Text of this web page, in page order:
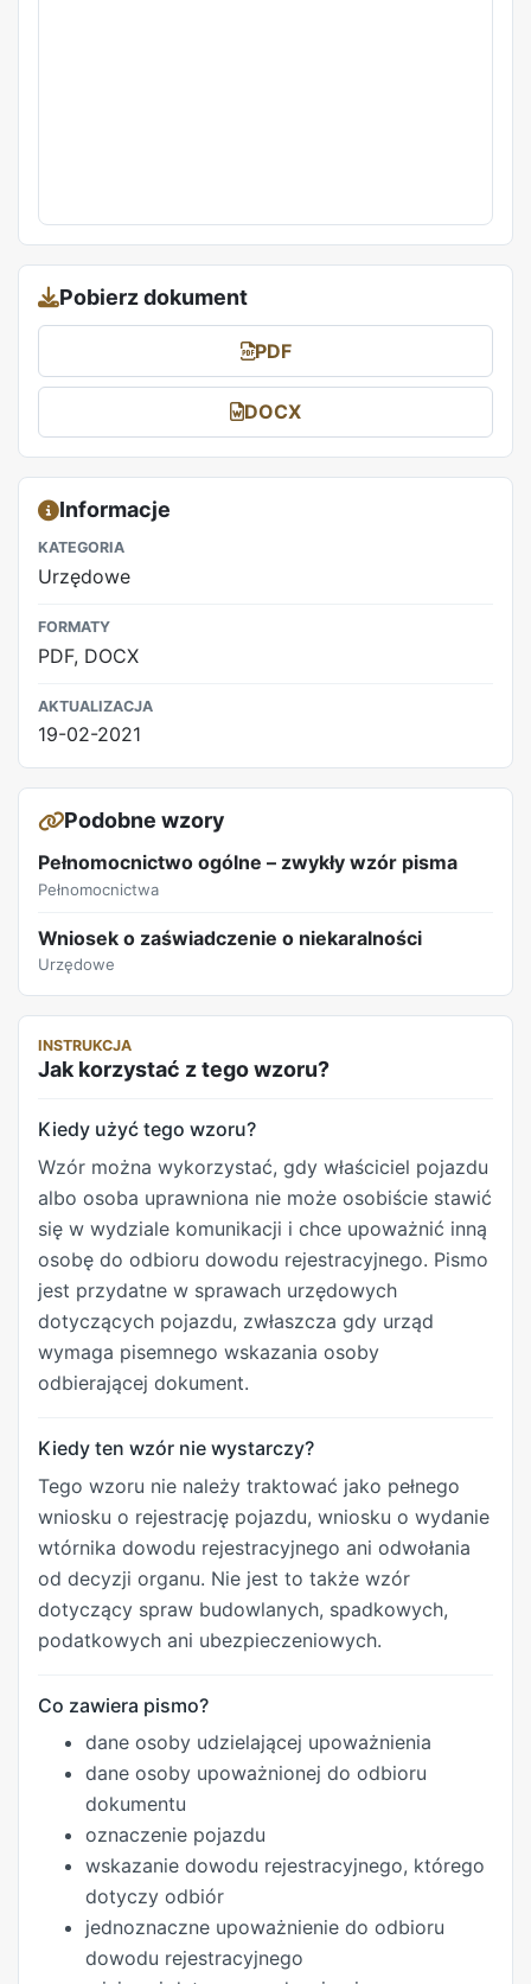
Pobierz dokument
PDF
DOCX
Informacje
KATEGORIA
Urzędowe
FORMATY
PDF, DOCX
AKTUALIZACJA
19-02-2021
Podobne wzory
Pełnomocnictwo ogólne – zwykły wzór pisma
Pełnomocnictwa
Wniosek o zaświadczenie o niekaralności
Urzędowe
REKLAMA
INSTRUKCJA
Jak korzystać z tego wzoru?
Kiedy użyć tego wzoru?
Wzór można wykorzystać, gdy właściciel pojazdu
albo osoba uprawniona nie może osobiście stawić
się w wydziale komunikacji i chce upoważnić inną
osobę do odbioru dowodu rejestracyjnego. Pismo
jest przydatne w sprawach urzędowych
dotyczących pojazdu, zwłaszcza gdy urząd
wymaga pisemnego wskazania osoby
odbierającej dokument.
Kiedy ten wzór nie wystarczy?
Tego wzoru nie należy traktować jako pełnego
wniosku o rejestrację pojazdu, wniosku o wydanie
wtórnika dowodu rejestracyjnego ani odwołania
od decyzji organu. Nie jest to także wzór
dotyczący spraw budowlanych, spadkowych,
podatkowych ani ubezpieczeniowych.
Co zawiera pismo?
dane osoby udzielającej upoważnienia
dane osoby upoważnionej do odbioru
dokumentu
oznaczenie pojazdu
wskazanie dowodu rejestracyjnego, którego
dotyczy odbiór
jednoznaczne upoważnienie do odbioru
dowodu rejestracyjnego